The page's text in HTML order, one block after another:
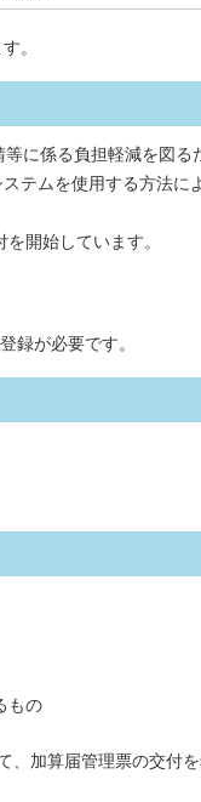
。
に係る負担軽減を図る
テムを使用する方法に
開始しています。
録が必要です。
もの
、加算届管理票の交付